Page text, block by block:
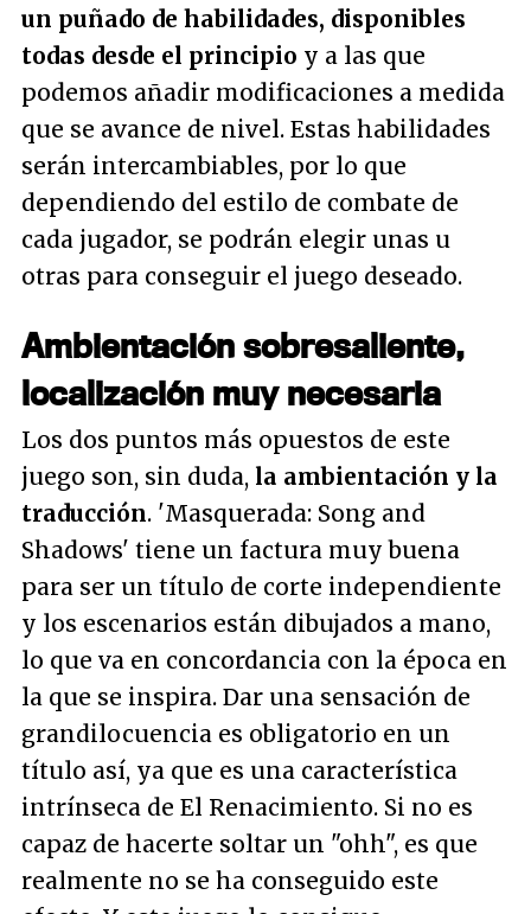
un puñado de habilidades, disponibles
todas desde el principio y a las que
podemos añadir modificaciones a medida
que se avance de nivel. Estas habilidades
serán intercambiables, por lo que
dependiendo del estilo de combate de
cada jugador, se podrán elegir unas u
otras para conseguir el juego deseado.
Ambientación sobresaliente,
localización muy necesaria
Los dos puntos más opuestos de este
juego son, sin duda, la ambientación y la
traducción. 'Masquerada: Song and
Shadows' tiene un factura muy buena
para ser un título de corte independiente
y los escenarios están dibujados a mano,
lo que va en concordancia con la época en
la que se inspira. Dar una sensación de
grandilocuencia es obligatorio en un
título así, ya que es una característica
intrínseca de El Renacimiento. Si no es
capaz de hacerte soltar un "ohh", es que
realmente no se ha conseguido este